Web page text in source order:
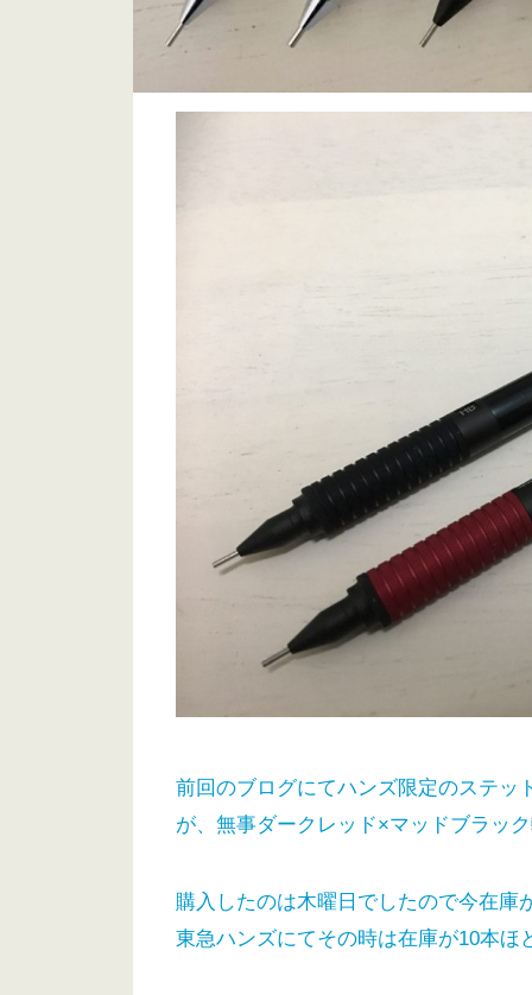
前回のブログにてハンズ限定のステッ
が、無事ダークレッド×マッドブラッ
購入したのは木曜日でしたので今在庫
東急ハンズにてその時は在庫が10本ほ